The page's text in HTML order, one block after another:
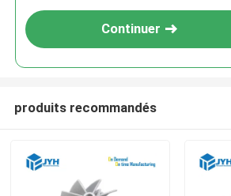
Continuer
produits recommandés